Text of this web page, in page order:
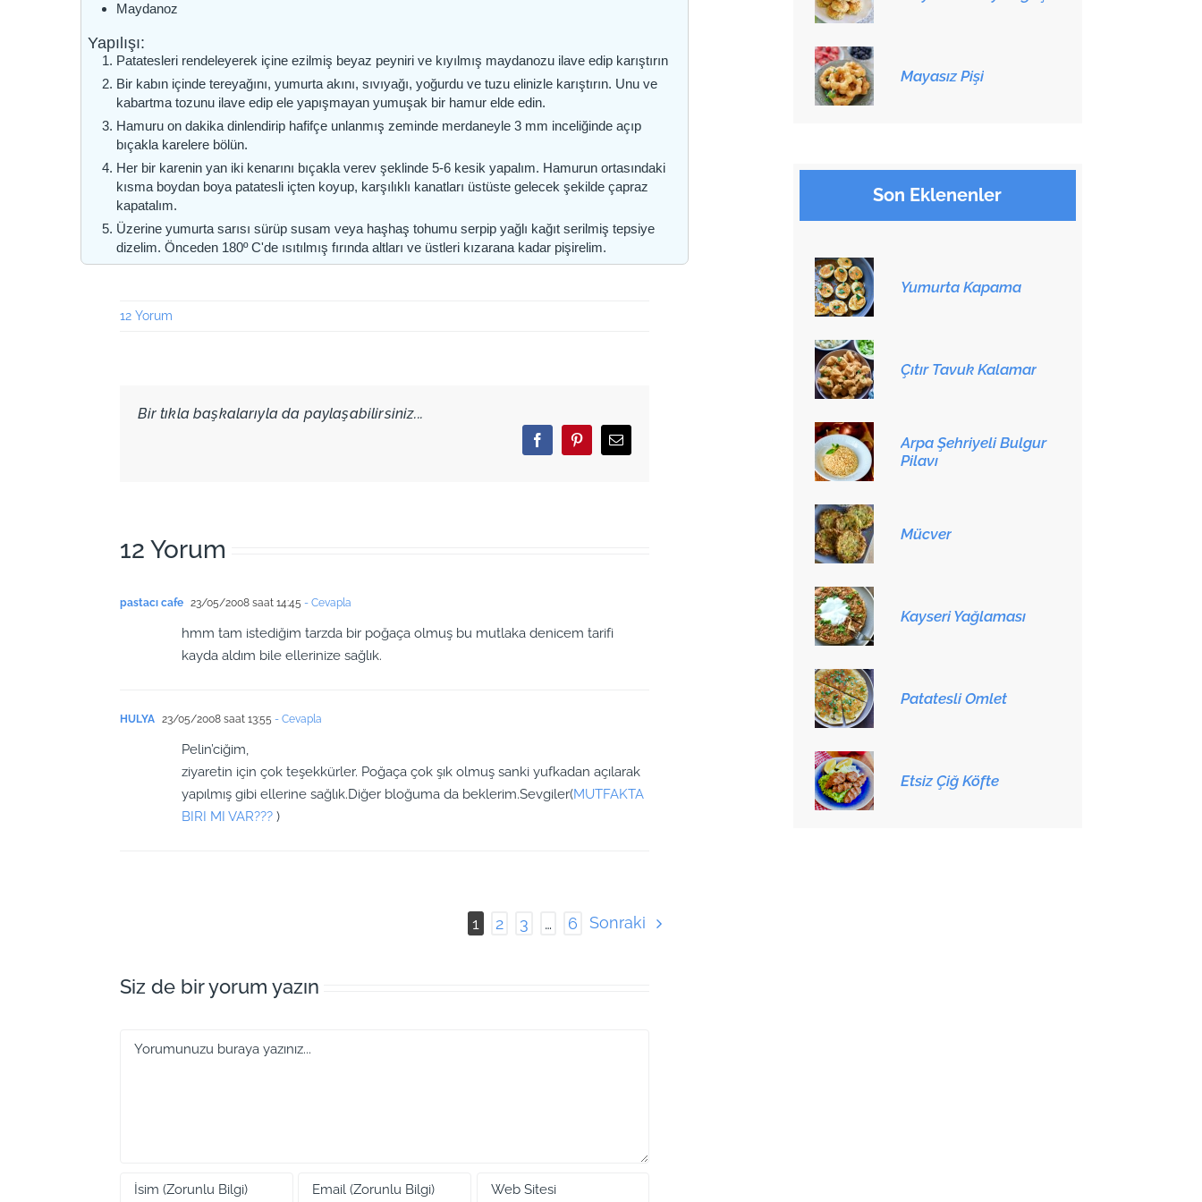
Maydanoz
Yapılışı:
Patatesleri rendeleyerek içine ezilmiş beyaz peyniri ve kıyılmış maydanozu ilave edip karıştırın
Bir kabın içinde tereyağını, yumurta akını, sıvıyağı, yoğurdu ve tuzu elinizle karıştırın. Unu ve
kabartma tozunu ilave edip ele yapışmayan yumuşak bir hamur elde edin.
Hamuru on dakika dinlendirip hafifçe unlanmış zeminde merdaneyle 3 mm inceliğinde açıp
bıçakla karelere bölün.
Her bir karenin yan iki kenarını bıçakla verev şeklinde 5-6 kesik yapalım. Hamurun ortasındaki
kısma boydan boya patatesli içten koyup, karşılıklı kanatları üstüste gelecek şekilde çapraz
kapatalım.
Üzerine yumurta sarısı sürüp susam veya haşhaş tohumu serpip yağlı kağıt serilmiş tepsiye
dizelim. Önceden 180º C'de ısıtılmış fırında altları ve üstleri kızarana kadar pişirelim.
12 Yorum
Bir tıkla başkalarıyla da paylaşabilirsiniz...
FacebookPinterestEmail
12 Yorum
pastacı cafe 23/05/2008 saat 14:45 - Cevapla
hmm tam istediğim tarzda bir poğaça olmuş bu mutlaka denicem tarifi
kayda aldım bile ellerinize sağlık.
HULYA 23/05/2008 saat 13:55 - Cevapla
Pelin’ciğim,
ziyaretin için çok teşekkürler. Poğaça çok şık olmuş sanki yufkadan açılarak
yapılmış gibi ellerine sağlık.Diğer bloğuma da beklerim.Sevgiler(MUTFAKTA
BIRI MI VAR???)
1 2 3 … 6 Sonraki
Siz de bir yorum yazın
Mayasız Pişi
Son Eklenenler
Yumurta Kapama
Çıtır Tavuk Kalamar
Arpa Şehriyeli Bulgur
Pilavı
Mücver
Kayseri Yağlaması
Patatesli Omlet
Etsiz Çiğ Köfte